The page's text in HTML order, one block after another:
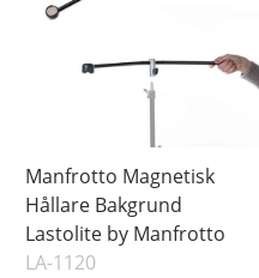
Manfrotto Magnetisk
Hållare Bakgrund
Lastolite by Manfrotto
LA-1120